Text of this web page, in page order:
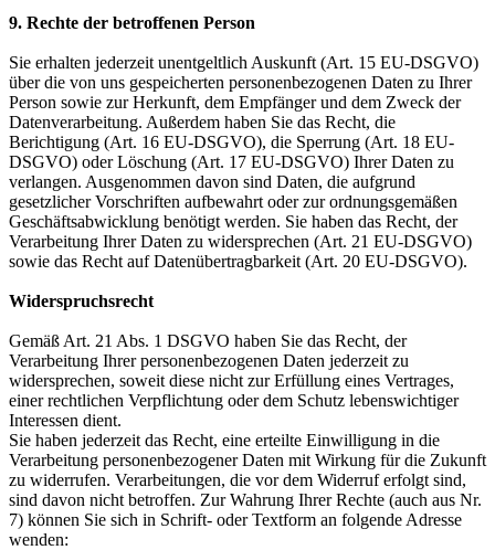
9. Rechte der betroffenen Person
Sie erhalten jederzeit unentgeltlich Auskunft (Art. 15 EU-DSGVO)
über die von uns gespeicherten personenbezogenen Daten zu Ihrer
Person sowie zur Herkunft, dem Empfänger und dem Zweck der
Datenverarbeitung. Außerdem haben Sie das Recht, die
Berichtigung (Art. 16 EU-DSGVO), die Sperrung (Art. 18 EU-
DSGVO) oder Löschung (Art. 17 EU-DSGVO) Ihrer Daten zu
verlangen. Ausgenommen davon sind Daten, die aufgrund
gesetzlicher Vorschriften aufbewahrt oder zur ordnungsgemäßen
Geschäftsabwicklung benötigt werden. Sie haben das Recht, der
Verarbeitung Ihrer Daten zu widersprechen (Art. 21 EU-DSGVO)
sowie das Recht auf Datenübertragbarkeit (Art. 20 EU-DSGVO).
Widerspruchsrecht
Gemäß Art. 21 Abs. 1 DSGVO haben Sie das Recht, der
Verarbeitung Ihrer personenbezogenen Daten jederzeit zu
widersprechen, soweit diese nicht zur Erfüllung eines Vertrages,
einer rechtlichen Verpflichtung oder dem Schutz lebenswichtiger
Interessen dient.
Sie haben jederzeit das Recht, eine erteilte Einwilligung in die
Verarbeitung personenbezogener Daten mit Wirkung für die Zukunft
zu widerrufen. Verarbeitungen, die vor dem Widerruf erfolgt sind,
sind davon nicht betroffen. Zur Wahrung Ihrer Rechte (auch aus Nr.
7) können Sie sich in Schrift- oder Textform an folgende Adresse
wenden: